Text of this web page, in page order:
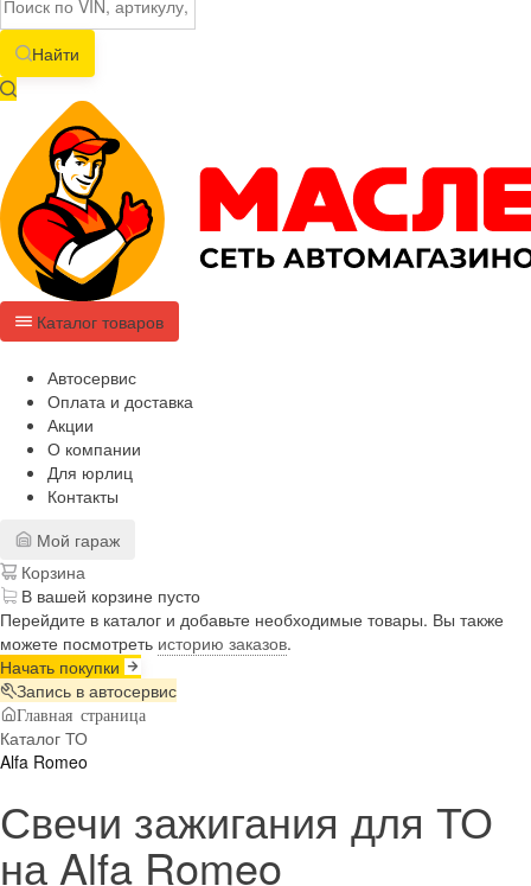
Найти
Каталог товаров
Автосервис
Оплата и доставка
Акции
О компании
Для юрлиц
Контакты
Мой гараж
Корзина
В вашей корзине пусто
Перейдите в каталог и добавьте необходимые товары. Вы также
можете посмотреть историю заказов.
Начать покупки
Запись в автосервис
Главная страница
Каталог ТО
Alfa Romeo
Свечи зажигания для ТО
на Alfa Romeo